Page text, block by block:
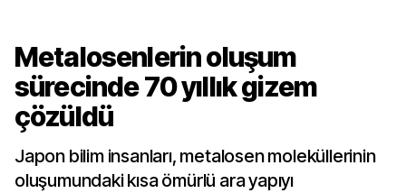
Metalosenlerin oluşum
sürecinde 70 yıllık gizem
çözüldü
Japon bilim insanları, metalosen moleküllerinin
oluşumundaki kısa ömürlü ara yapıyı